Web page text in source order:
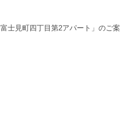
士見町四丁目第2アパート」のご案